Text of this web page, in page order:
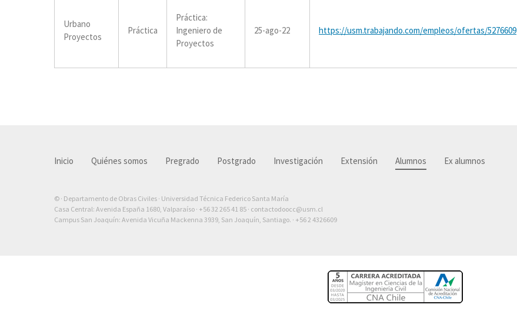
Urbano
Proyectos
Práctica
Práctica:
Ingeniero de
Proyectos
25-ago-22 https://usm.trabajando.com/empleos/ofertas/5276609
Inicio Quiénes somos Pregrado Postgrado Investigación Extensión Alumnos Ex alumnos
© · Departamento de Obras Civiles · Universidad Técnica Federico Santa María
Casa Central: Avenida España 1680, Valparaíso · +56 32 265 41 85 · contactodoocc@usm.cl
Campus San Joaquín: Avenida Vicuña Mackenna 3939, San Joaquín, Santiago. · +56 2 4326609